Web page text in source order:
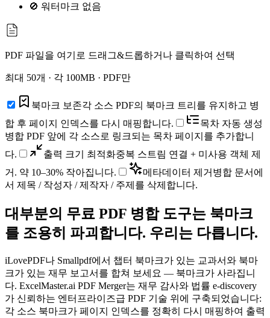
🚫 워터마크 없음
PDF 파일을 여기로 드래그&드롭하거나 클릭하여 선택
최대 50개 · 각 100MB · PDF만
북마크 보존각 소스 PDF의 북마크 트리를 유지하고 병
합 후 페이지 인덱스를 다시 매핑합니다.
목차 자동 생성
병합 PDF 앞에 각 소스로 링크되는 목차 페이지를 추가합니
다.
출력 크기 최적화중복 스트림 연결 + 미사용 객체 제
거. 약 10–30% 작아집니다.
메타데이터 제거 병합 문서에
서 제목 / 작성자 / 제작자 / 주제를 삭제합니다.
대부분의 무료 PDF 병합 도구는 북마크
를 조용히 파괴합니다. 우리는 다릅니다.
iLovePDF나 Smallpdf에서 챕터 북마크가 있는 교과서와 북마
크가 있는 재무 보고서를 합쳐 보세요 — 북마크가 사라집니
다. ExcelMaster.ai PDF Merger는 재무 감사와 법률 e-discovery
가 신뢰하는 엔터프라이즈급 PDF 기술 위에 구축되었습니다:
각 소스 북마크가 페이지 인덱스를 정확히 다시 매핑하여 출력